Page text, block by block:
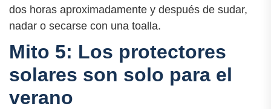
dos horas aproximadamente y después de sudar,
nadar o secarse con una toalla.
Mito 5: Los protectores
solares son solo para el
verano